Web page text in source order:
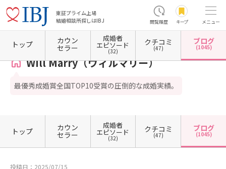
東証プライム上場
結婚相談所探しはIBJ
閲覧履歴 キープ メニュー
ホーム 東京都の結婚相談所 東京都渋谷区 東京都渋谷区恵比寿 Will Marry（ウィルマ
Will Marry（ウィルマリー）
最優秀成婚賞全国TOP10受賞の圧倒的な成婚実績。
トップ カウン
セラー
成婚者
エピソード
(32)
クチコミ
(47)
ブログ
(1045)
トップ カウン
セラー
成婚者
エピソード
(32)
クチコミ
(47)
ブログ
(1045)
投稿日：2025/07/15